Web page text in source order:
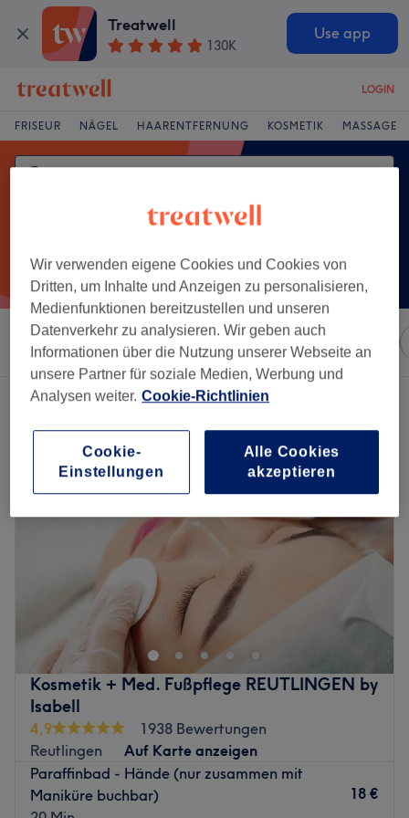
Treatwell
130K
Use app
LOGIN
FRISEUR NÄGEL HAARENTFERNUNG KOSMETIK MASSAGE
Sortieren nach Marken Salons Expressangebote
Ein Salon, der anbietet: paraffinbad in Reutlingen
Kosmetik + Med. Fußpflege REUTLINGEN by
Isabell
4,9
1938 Bewertungen
Reutlingen
Auf Karte anzeigen
Paraffinbad - Hände (nur zusammen mit
Maniküre buchbar)
18 €
Wir verwenden eigene Cookies und Cookies von
Dritten, um Inhalte und Anzeigen zu personalisieren,
Medienfunktionen bereitzustellen und unseren
Datenverkehr zu analysieren. Wir geben auch
Informationen über die Nutzung unserer Webseite an
unsere Partner für soziale Medien, Werbung und
Analysen weiter. Cookie-Richtlinien
Cookie-
Einstellungen
Alle Cookies
akzeptieren